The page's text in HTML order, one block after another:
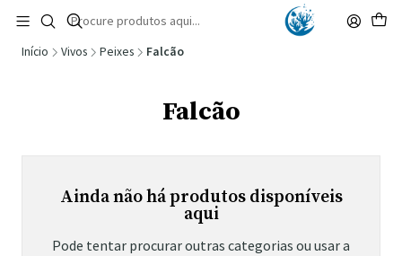
🚚 Portugal Continental: Portes Grátis desde 149,90€ (Envio extresso: 14,90€)
Ler mais
Início Vivos Peixes Falcão
Falcão
Ainda não há produtos disponíveis
aqui
Pode tentar procurar outras categorias ou usar a